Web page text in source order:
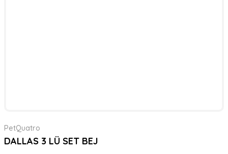
PetQuatro
DALLAS 3 LÜ SET BEJ